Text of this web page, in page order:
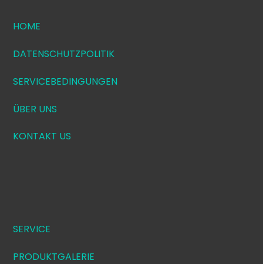
HOME
DATENSCHUTZPOLITIK
SERVICEBEDINGUNGEN
ÜBER UNS
KONTAKT US
SERVICE
PRODUKTGALERIE